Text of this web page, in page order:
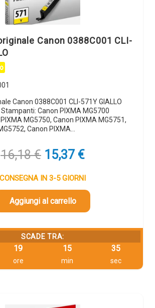
Canon 0388C001 CLI-
Canon 0388C001 CLI-571Y GIALLO
Canon PIXMA MG5700
MG5750, Canon PIXMA MG5751,
Canon PIXMA…
16,18€ Il
originale
era:
16,18 €.
15,37 €Il
attuale
è:
CONSEGNA IN 3-5 GIORNI
Aggiungi al carrello
SCADE TRA:
19
ore
15
min
34
sec